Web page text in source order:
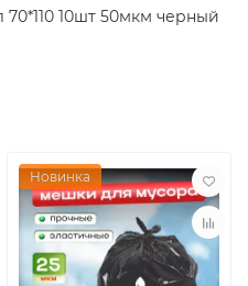
10шт 50мкм черный
Новинка